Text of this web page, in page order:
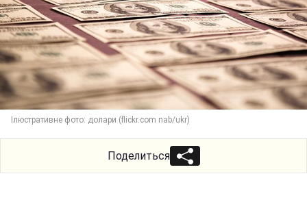
Ілюстративне фото: долари (flickr.com nab/ukr)
Поделиться